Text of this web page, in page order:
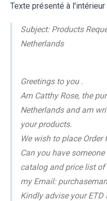
Texte présenté à l'intérieur
Subject: Products
Netherlands
Greetings to you .
Am Catthy Rose, the
Netherlands and am
your products.
We wish to place
Can you have
catalog and price list
my Email:
Kindly advise your